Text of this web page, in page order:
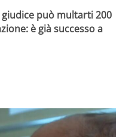
può multarti 200
è già successo a